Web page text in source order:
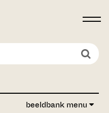
beeldbank menu